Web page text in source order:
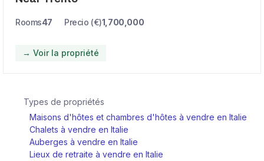
Rooms47 Precio (€)1,700,000
→ Voir la propriété
Types de propriétés
Maisons d'hôtes et chambres d'hôtes à vendre en Italie
Chalets à vendre en Italie
Auberges à vendre en Italie
Lieux de retraite à vendre en Italie